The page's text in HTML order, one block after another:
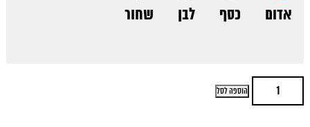
אדום כסף לבן שחור
הוספה לסל